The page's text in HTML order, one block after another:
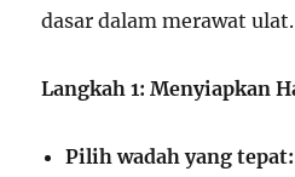
dasar dalam merawat ulat.
Langkah 1: Menyiapkan
Pilih wadah yang tepat: